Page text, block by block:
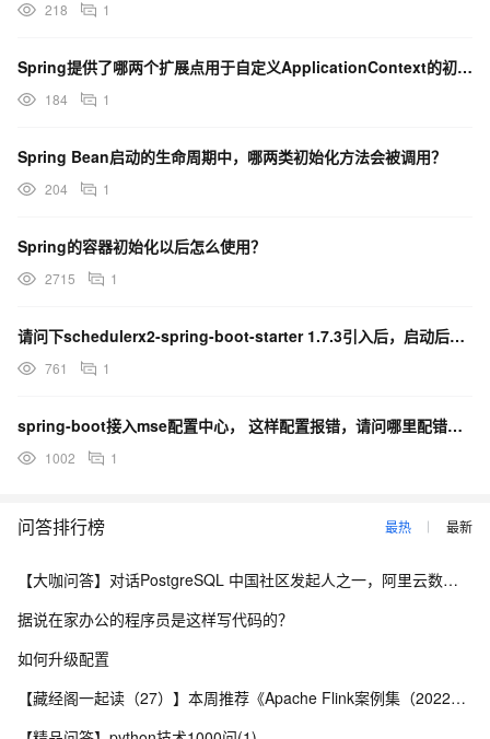
218 1
Spring提供了哪两个扩展点用于自定义ApplicationContext的初始化和事件监听？
184 1
Spring Bean启动的生命周期中，哪两类初始化方法会被调用？
204 1
Spring的容器初始化以后怎么使用？
2715 1
请问下schedulerx2-spring-boot-starter 1.7.3引入后，启动后报错
761 1
spring-boot接入mse配置中心， 这样配置报错，请问哪里配错了吗？
1002 1
问答排行榜 最热 最新
【大咖问答】对话PostgreSQL 中国社区发起人之一，阿里云数据库高级专家 德哥
据说在家办公的程序员是这样写代码的？
如何升级配置
【藏经阁一起读（27）】本周推荐《Apache Flink案例集（2022版）》，你有哪些心得？